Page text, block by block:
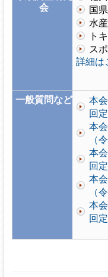
会
国
水
ト
ス
詳細は
一般質問など
本
回
本
（
本
回
本
（
本
回